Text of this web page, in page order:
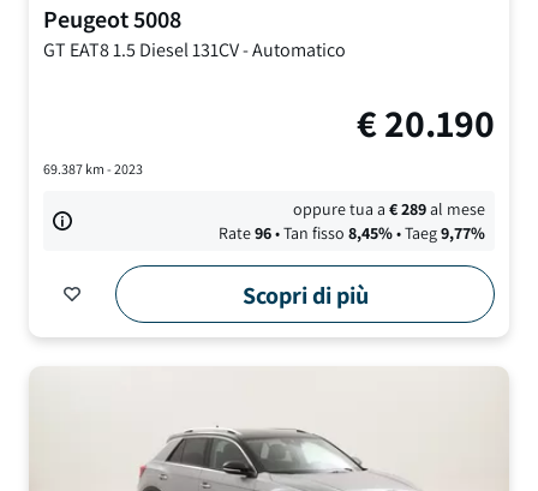
Peugeot5008
GT EAT81.5 Diesel 131CV-Automatico
€20.190
69.387km - 2023
oppure tua a€289al mese
Rate96• Tan fisso 8,45%• Taeg9,77%
Scopri di più